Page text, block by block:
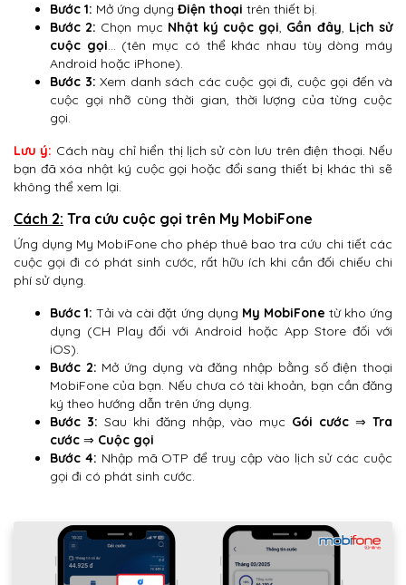
Bước 1: Mở ứng dụng Điện thoại trên thiết bị.
Bước 2: Chọn mục Nhật ký cuộc gọi, Gần đây, Lịch sử
cuộc gọi… (tên mục có thể khác nhau tùy dòng máy
Android hoặc iPhone).
Bước 3: Xem danh sách các cuộc gọi đi, cuộc gọi đến và
cuộc gọi nhỡ cùng thời gian, thời lượng của từng cuộc
gọi.
Lưu ý: Cách này chỉ hiển thị lịch sử còn lưu trên điện thoại. Nếu
bạn đã xóa nhật ký cuộc gọi hoặc đổi sang thiết bị khác thì sẽ
không thể xem lại.
Cách 2: Tra cứu cuộc gọi trên My MobiFone
Ứng dụng My MobiFone cho phép thuê bao tra cứu chi tiết các
cuộc gọi đi có phát sinh cước, rất hữu ích khi cần đối chiếu chi
phí sử dụng.
Bước 1: Tải và cài đặt ứng dụng My MobiFone từ kho ứng
dụng (CH Play đối với Android hoặc App Store đối với
iOS).
Bước 2: Mở ứng dụng và đăng nhập bằng số điện thoại
MobiFone của bạn. Nếu chưa có tài khoản, bạn cần đăng
ký theo hướng dẫn trên ứng dụng.
Bước 3: Sau khi đăng nhập, vào mục Gói cước⇒Tra
cước ⇒ Cuộc gọi
Bước 4: Nhập mã OTP để truy cập vào lịch sử các cuộc
gọi đi có phát sinh cước.